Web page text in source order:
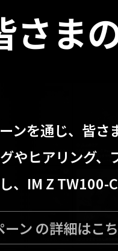
さま
ンを通じ、皆
やヒアリング、
、IM Z TW100-
ン の詳細はこ